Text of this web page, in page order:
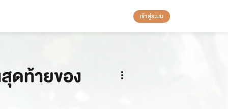
เข้าสู่ระบบ
ดท้ายของ